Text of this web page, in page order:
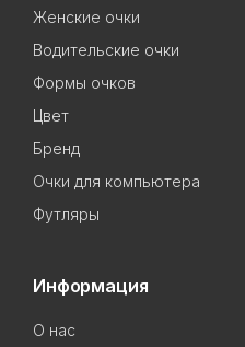
Женские очки
Водительские очки
Формы очков
Цвет
Бренд
Очки для компьютера
Футляры
Информация
О нас